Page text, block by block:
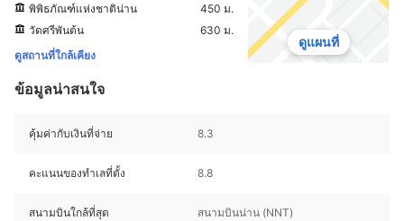
พิพิธภัณฑ์แห่งชาติน่าน
450 ม.
วัดศรีพันต้น
630 ม.
ดูสถานที่ใกล้เคียง
ดูแผนที่
ข้อมูลน่าสนใจ
คุ้มค่ากับเงินที่จ่าย 8.3
คะแนนของทำเลที่ตั้ง 8.8
สนามบินใกล้ที่สุด สนามบินน่าน (NNT)